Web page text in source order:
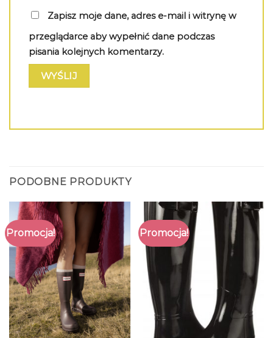
Zapisz moje dane, adres e-mail i witrynę w
przeglądarce aby wypełnić dane podczas
pisania kolejnych komentarzy.
PODOBNE PRODUKTY
Promocja! Promocja!